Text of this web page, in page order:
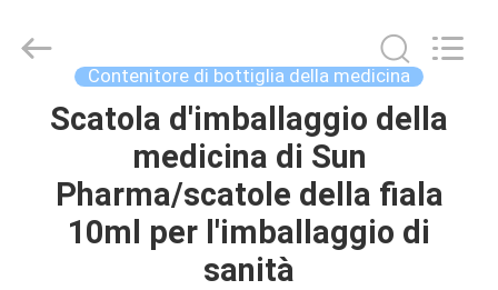
CASA
PRODOTTI
Industry
Contenitore di bottiglia della medicina
Scatola d'imballaggio della
medicina di Sun
Pharma/scatole della fiala
10ml per l'imballaggio di
sanità